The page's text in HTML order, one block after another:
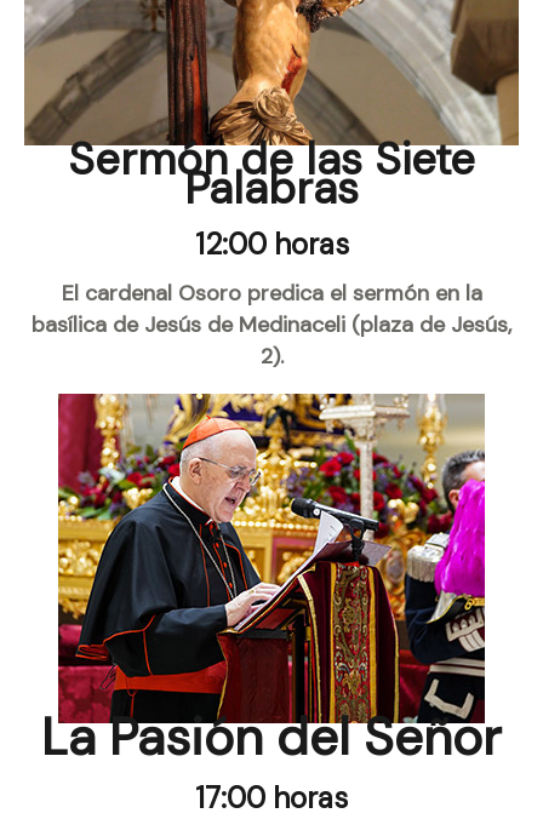
​Sermón de las Siete
Palabras
12:00 horas
El cardenal Osoro predica el sermón en la
basílica de Jesús de Medinaceli (plaza de Jesús,
2).
La Pasión del Señor
17:00 horas